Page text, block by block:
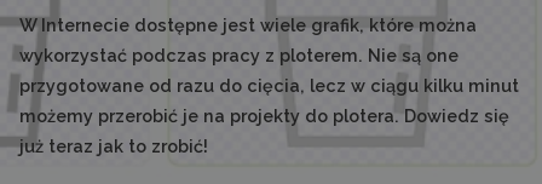
W Internecie dostępne jest wiele grafik, które można
wykorzystać podczas pracy z ploterem. Nie są one
przygotowane od razu do cięcia, lecz w ciągu kilku minut
możemy przerobić je na projekty do plotera. Dowiedz się
już teraz jak to zrobić!